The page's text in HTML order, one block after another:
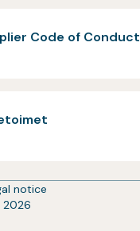
Code of Conduct
notice